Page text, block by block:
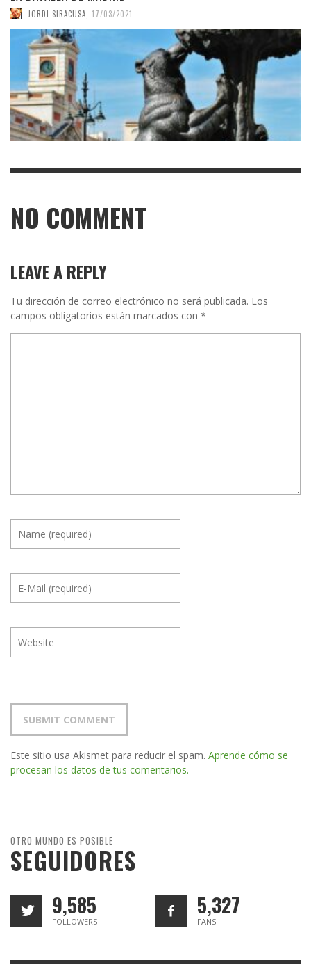
JORDI SIRACUSA 17/03/2021
NO COMMENT
LEAVE A REPLY
Tu dirección de correo electrónico no será publicada. Los
campos obligatorios están marcados con *
Este sitio usa Akismet para reducir el spam. Aprende cómo se
procesan los datos de tus comentarios.
OTRO MUNDO ES POSIBLE
SEGUIDORES
9,585
FOLLOWERS
5,327
FANS